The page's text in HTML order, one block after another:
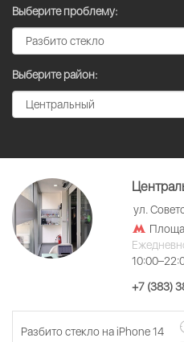
Выберите проблему:
Выберите район:
ул.
+7 (383)
Разбито стекло на iPhone 14